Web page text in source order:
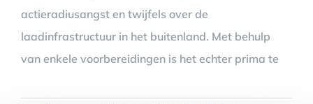
actieradiusangst en twijfels over de
laadinfrastructuur in het buitenland. Met behulp
van enkele voorbereidingen is het echter prima te